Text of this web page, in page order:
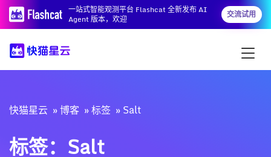
一站式智能观测平台 Flashcat 全新发布 AI
Agent 版本，欢迎
交流试用
快猫星云 博客 标签 Salt
标签：Salt